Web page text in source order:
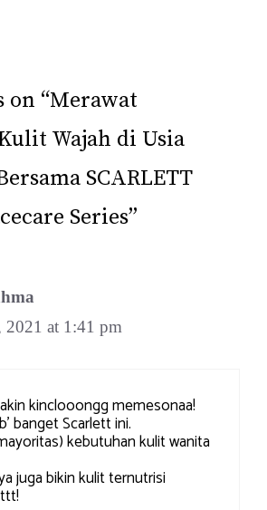
on “Merawat
Wajah di Usia
SCARLETT
Series”
2021 at 1:41 pm
kinclooongg memesonaa!
banget Scarlett ini.
kebutuhan kulit wanita
juga bikin kulit ternutrisi